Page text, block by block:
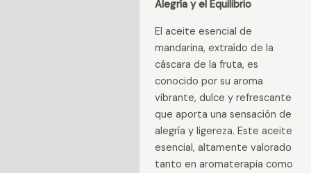
Alegría y el Equilibrio
El aceite esencial de
mandarina, extraído de la
cáscara de la fruta, es
conocido por su aroma
vibrante, dulce y refrescante
que aporta una sensación de
alegría y ligereza. Este aceite
esencial, altamente valorado
tanto en aromaterapia como